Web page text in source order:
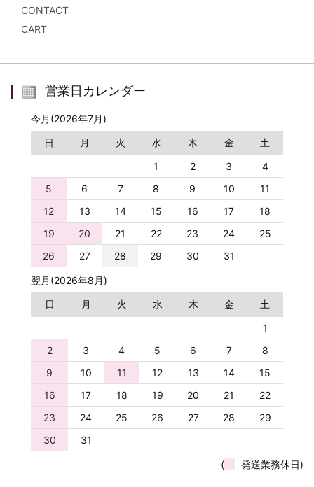
CONTACT
CART
営業日カレンダー
今月(2026年7月)
日
月 火 水 木 金
土
1
2 3
4
5
6 7 8 9 10
11
12
13 14 15 16 17
18
19
20 21 22 23 24
25
26
27 28 29 30 31
翌月(2026年8月)
日
月 火 水 木 金
土
1
2
3 4 5 6 7
8
9
10 11 12 13 14
15
16
17 18 19 20 21
22
23
24 25 26 27 28
29
30
31
( 発送業務休日)